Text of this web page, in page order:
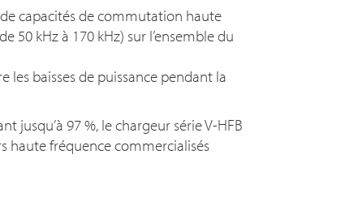
capacités de commutation haute
50 kHz à 170 kHz) sur l’ensemble du
baisses de puissance pendant la
jusqu’à 97 %, le chargeur série V-HFB
haute fréquence commercialisés